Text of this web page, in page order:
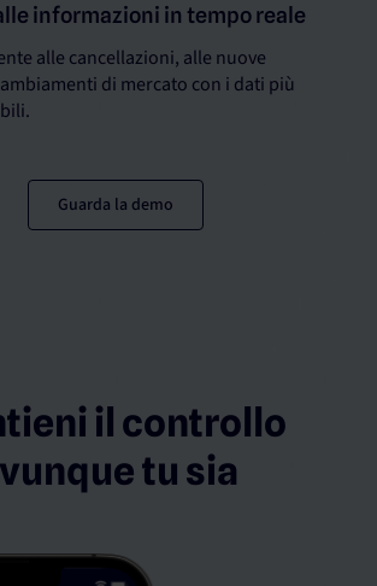
informazioni in tempo reale
alle cancellazioni, alle nuove
di mercato con i dati più
Guarda la demo
il controllo
tu sia